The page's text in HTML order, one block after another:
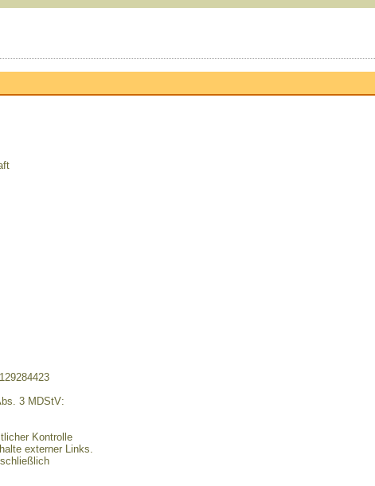
3 MDStV:
Kontrolle
externer Links.